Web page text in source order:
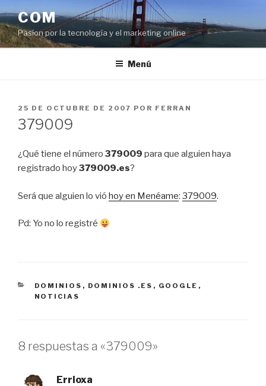
al
contenido
COM
Pasíon por la tecnología y el marketing online
Menú
PUBLICADO
EL
25 DE OCTUBRE DE 2007 POR FERRAN
379009
¿Qué tiene el número 379009 para que alguien haya
registrado hoy379009.es?
Será que alguien lo vió hoy en Menéame: 379009.
Pd: Yo no lo registré
CATEGORÍAS
DOMINIOS , DOMINIOS .ES , GOOGLE ,
NOTICIAS
8 respuestas a «379009»
Errioxa